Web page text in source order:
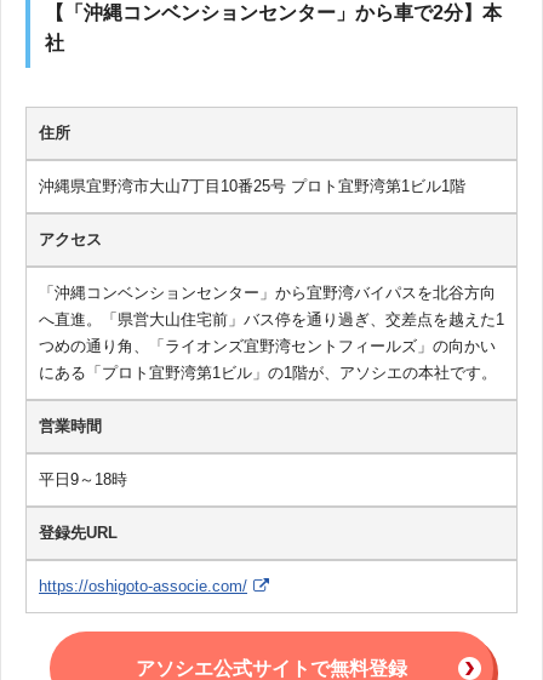
【「沖縄コンベンションセンター」から車で2分】本
社
住所
沖縄県宜野湾市大山7丁目10番25号 プロト宜野湾第1ビル1階
アクセス
「沖縄コンベンションセンター」から宜野湾バイパスを北谷方向
へ直進。「県営大山住宅前」バス停を通り過ぎ、交差点を越えた1
つめの通り角、「ライオンズ宜野湾セントフィールズ」の向かい
にある「プロト宜野湾第1ビル」の1階が、アソシエの本社です。
営業時間
平日9～18時
登録先URL
https://oshigoto-associe.com/
アソシエ公式サイトで無料登録